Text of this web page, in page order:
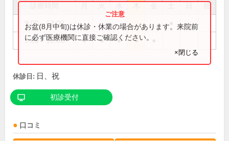
祝
9:00～13:00
9:00～18:00 ● ● ● ●
お盆(8月中旬)は休診・休業の場合があります。来院前
に必ず医療機関に直接ご確認ください。
×閉じる
休診日: 日、祝
初診受付
口コミ